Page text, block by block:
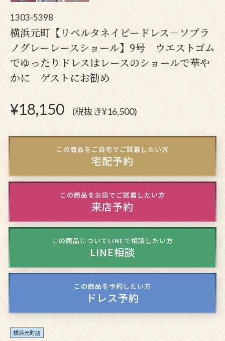
1303-5398
横浜元町【リベルタネイビードレス＋ソプラ
ノグレーレースショール】9号 ウエストゴム
でゆったりドレスはレースのショールで華や
かに ゲストにお勧め
¥18,150 (税抜き¥16,500)
この商品をご自宅でご試着したい方
宅配予約
この商品をお店でご試着したい方
来店予約
この商品についてLINEで相談したい方
LINE相談
この商品を予約したい方
ドレス予約
横浜元町店